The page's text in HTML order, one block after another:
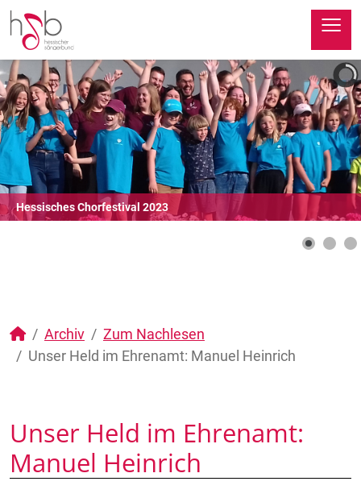
Hessisches Chorfestival 2023
Archiv
Zum Nachlesen
Unser Held im Ehrenamt: Manuel Heinrich
Unser Held im Ehrenamt:
Manuel Heinrich
≡